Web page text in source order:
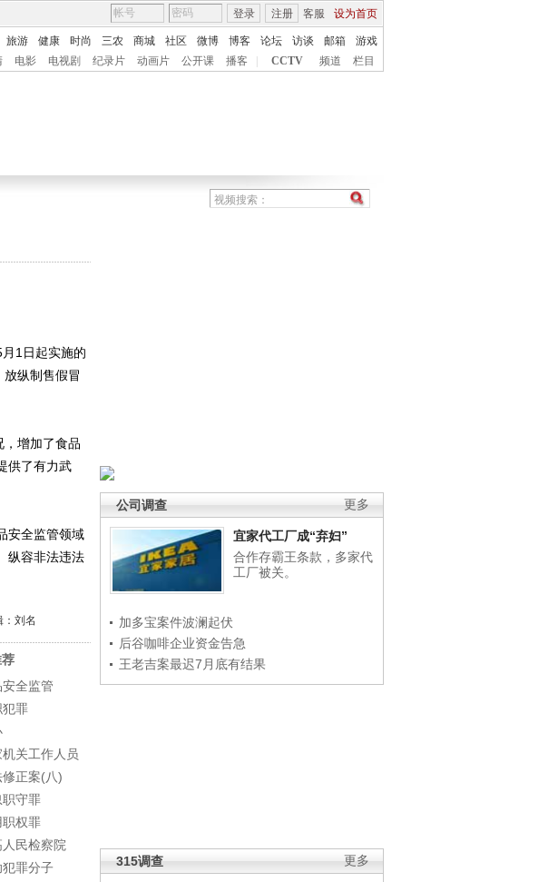
客服 设为首页
登录 注册
旅游 健康 时尚 三农 商城 社区 微博 博客 论坛 访谈 邮箱
游戏
电影 电视剧 纪录片 动画片 公开课 播客 CCTV 频道 栏目
更多
公司调查
宜家代工厂成“弃妇”
合作存霸王条款，多家代
工厂被关。
加多宝案件波澜起伏
后谷咖啡企业资金告急
王老吉案最迟7月底有结果
更多
315调查
1日起实施的
纵制售假冒
增加了食品
供了有力武
安全监管领域
纵容非法违法
：刘名
全监管
犯罪
机关工作人员
修正案(八)
职守罪
职权罪
民检察院
犯罪分子